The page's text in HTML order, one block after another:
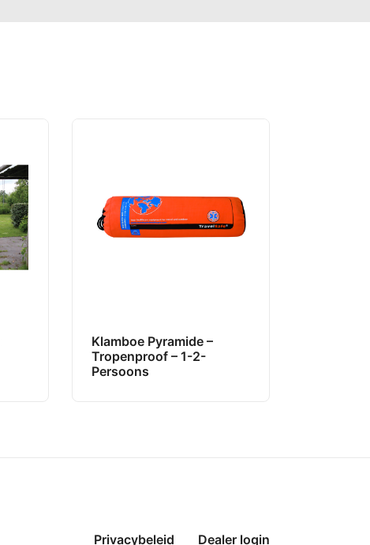
Klamboe Pyramide –
Tropenproof – 1-2-
Persoons
Privacybeleid Dealer login